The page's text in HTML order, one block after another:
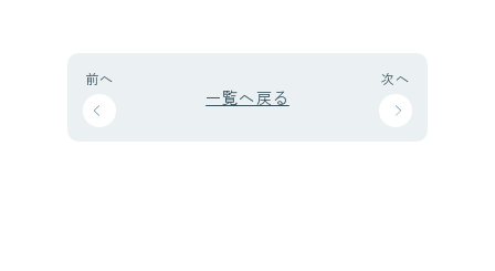
前へ
一覧へ戻る
次へ